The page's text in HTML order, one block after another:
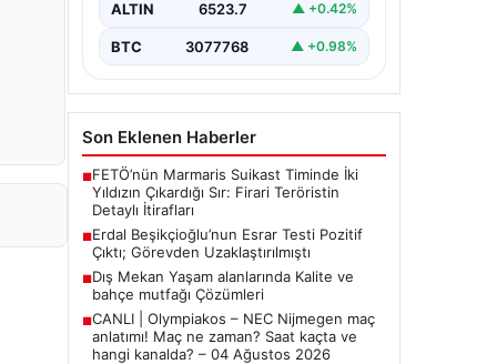
Belediye Başkanı Erdal
ALTIN 6523.7 ▲ +0.42%
BTC 3077768 ▲ +0.98%
Son Eklenen Haberler
■FETÖ’nün Marmaris Suikast Timinde İki
Yıldızın Çıkardığı Sır: Firari Teröristin
Detaylı İtirafları
■Erdal Beşikçioğlu’nun Esrar Testi Pozitif
Çıktı; Görevden Uzaklaştırılmıştı
■Dış Mekan Yaşam alanlarında Kalite ve
bahçe mutfağı Çözümleri
■CANLI | Olympiakos – NEC Nijmegen maç
anlatımı! Maç ne zaman? Saat kaçta ve
hangi kanalda? – 04 Ağustos 2026